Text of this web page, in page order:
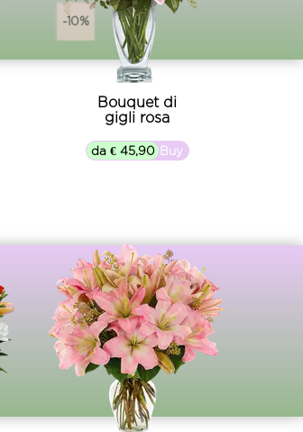
Bouquet di
gigli rosa
▷▷ Buy
da € 45,90
-10%